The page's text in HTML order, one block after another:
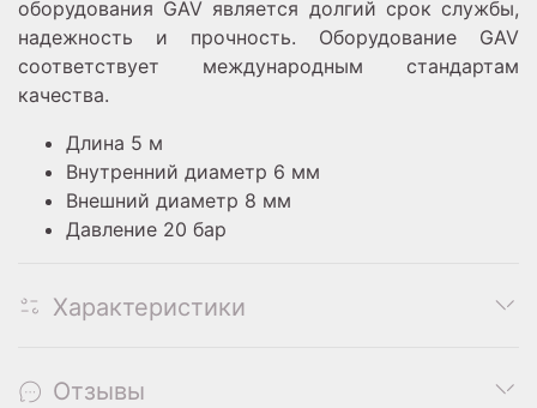
оборудования GAV является долгий срок службы,
надежность и прочность. Оборудование GAV
соответствует международным стандартам
качества.
Длина 5 м
Внутренний диаметр 6 мм
Внешний диаметр 8 мм
Давление 20 бар
Характеристики
Отзывы